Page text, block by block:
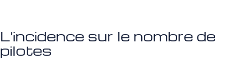
L’incidence sur le nombre de
pilotes